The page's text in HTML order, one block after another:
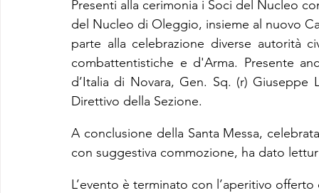
Presenti alla cerimonia i Soci del Nucleo
del Nucleo di Oleggio, insieme al nuovo
parte alla celebrazione diverse autorità
combattentistiche e d'Arma. Presente
d’Italia di Novara, Gen. Sq. (r) Giuseppe
Direttivo della Sezione.
A conclusione della Santa Messa,
con suggestiva commozione, ha dato
L’evento è terminato con l’aperitivo